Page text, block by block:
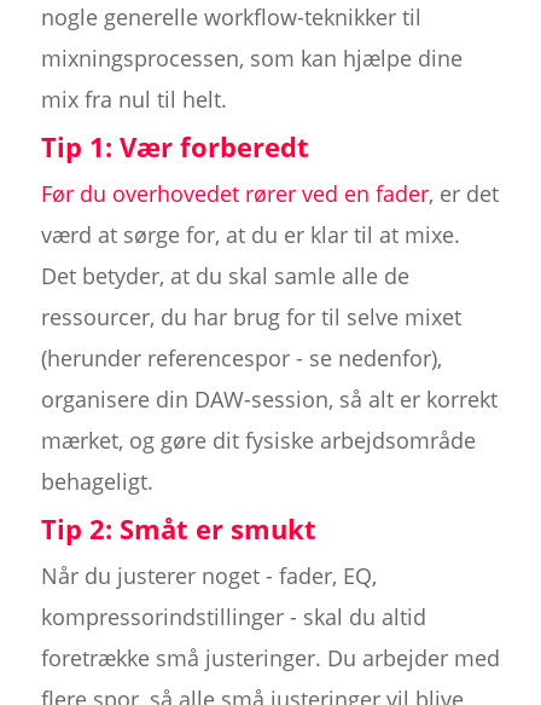
nogle generelle workflow-teknikker til
mixningsprocessen, som kan hjælpe dine
mix fra nul til helt.
Tip 1: Vær forberedt
Før du overhovedet rører ved en fader, er det
værd at sørge for, at du er klar til at mixe.
Det betyder, at du skal samle alle de
ressourcer, du har brug for til selve mixet
(herunder referencespor - se nedenfor),
organisere din DAW-session, så alt er korrekt
mærket, og gøre dit fysiske arbejdsområde
behageligt.
Tip 2: Småt er smukt
Når du justerer noget - fader, EQ,
kompressorindstillinger - skal du altid
foretrække små justeringer. Du arbejder med
flere spor, så alle små justeringer vil blive